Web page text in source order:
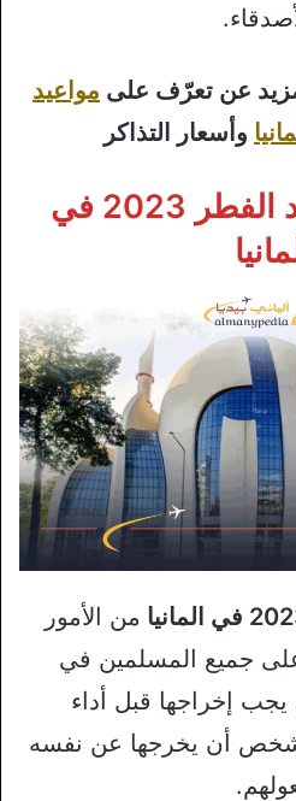
عن تعرّف على مواعيد
وأسعار التذاكر
مقدار زكاة عيد الفطر 2023 في
من الأمور
جميع المسلمين في
يجب إخراجها قبل أداء
شخص أن يخرجها عن نفسه